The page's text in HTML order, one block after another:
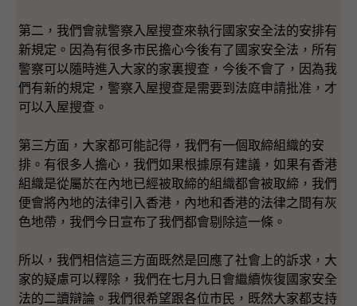
第二，我們會就警察入屋搜查來執行國家安全法的安排有
新規定。因為有很多市民擔心今後有了國家安全法，所有
警察可以隨時進入大家的家裏搜查，今後不會了，因為我
們有新的規定，警察入屋搜查是需要到法庭申請批准，才
可以入屋搜查。
第三方面，大家都可能記得，我們有一個取締組織的安
排。有很多人擔心，我們如果根據原有建議，如果有香港
組織是從屬於在內地已經被取締的組織都會被取締，我們
便會將內地的法律引入香港，內地和香港的法律之間有灰
色地帶，我們今日宣布了我們都會剔除這一條。
所以，我們相信這三方面既然是回應了社會上的訴求，大
家的疑慮可以釋除，我們在七月九日會繼續恢復國家安全
法的二讀辯論。我們很希望跟各位市民，既然大家都支持